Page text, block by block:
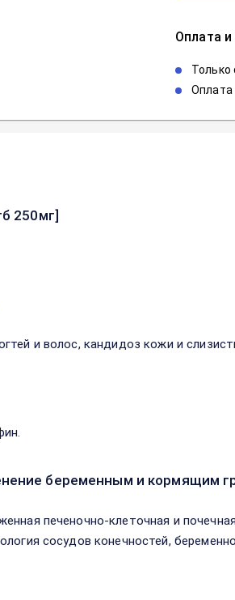
Оплата
Только
Оплата
250мг]
и волос, кандидоз кожи и
беременным и кормящим
печеночно-клеточная и
сосудов конечностей,